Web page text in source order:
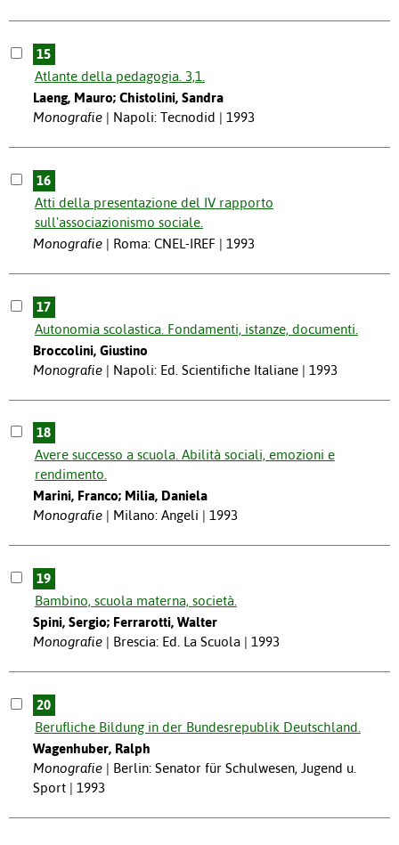
15
Atlante della pedagogia. 3,1.
Laeng, Mauro; Chistolini, Sandra
Monografie
Napoli: Tecnodid | 1993
16
Atti della presentazione del IV rapporto
sull'associazionismo sociale.
Monografie
Roma: CNEL-IREF | 1993
17
Autonomia scolastica. Fondamenti, istanze, documenti.
Broccolini, Giustino
Monografie
Napoli: Ed. Scientifiche Italiane | 1993
18
Avere successo a scuola. Abilità sociali, emozioni e
rendimento.
Marini, Franco; Milia, Daniela
Monografie
Milano: Angeli | 1993
19
Bambino, scuola materna, società.
Spini, Sergio; Ferrarotti, Walter
Monografie
Brescia: Ed. La Scuola | 1993
20
Berufliche Bildung in der Bundesrepublik Deutschland.
Wagenhuber, Ralph
Monografie
Berlin: Senator für Schulwesen, Jugend u.
Sport | 1993